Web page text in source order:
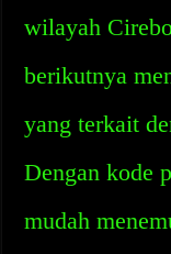
wilayah
berikutnya
yang terkait
Dengan kode
mudah